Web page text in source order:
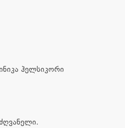
ჰელსიკორი